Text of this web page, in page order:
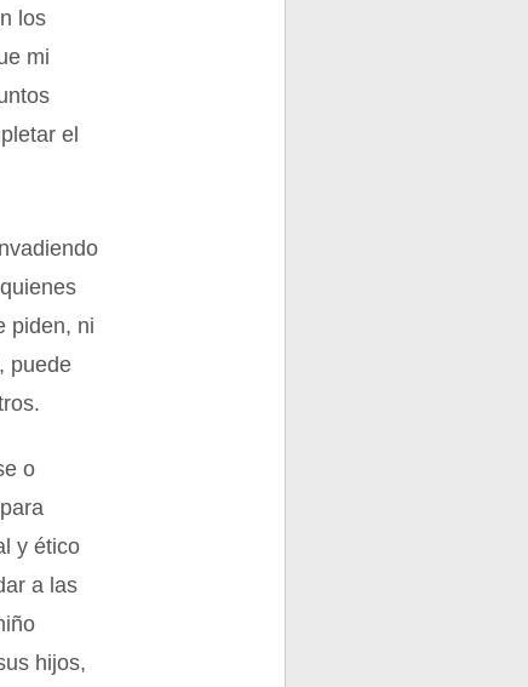
los
mi
el
piden, ni
puede
o
y ético
a las
hijos,